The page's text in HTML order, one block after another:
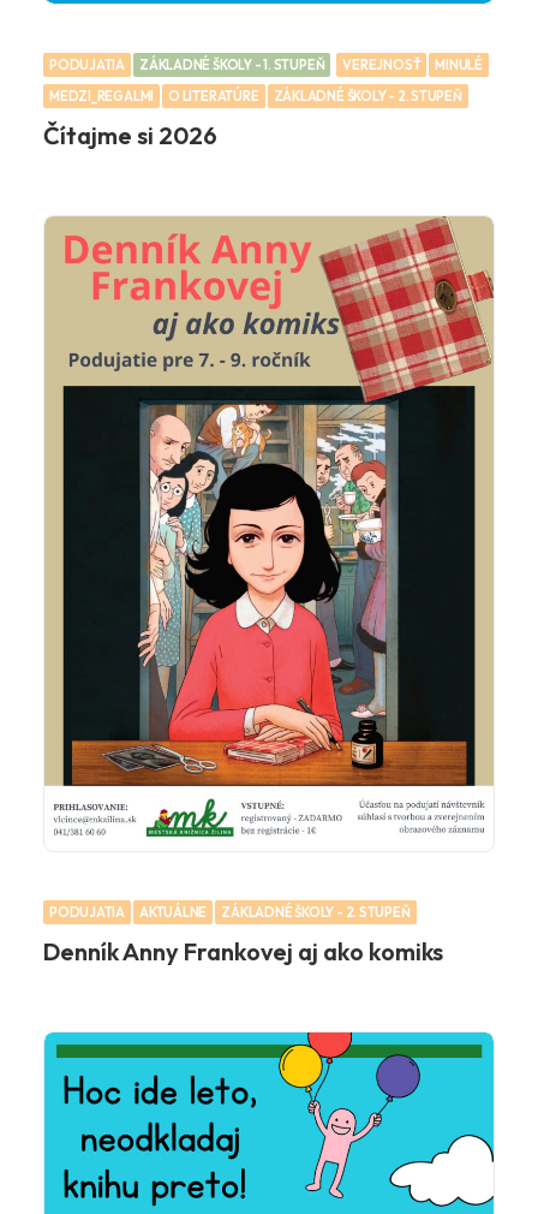
PODUJATIA ZÁKLADNÉ ŠKOLY - 1. STUPEŇ VEREJNOSŤ
MINULÉ
MEDZI_REGALMI
O LITERATÚRE ZÁKLADNÉ ŠKOLY - 2. STUPEŇ
Čítajme si 2026
PODUJATIA AKTUÁLNE ZÁKLADNÉ ŠKOLY - 2. STUPEŇ
Denník Anny Frankovej aj ako komiks